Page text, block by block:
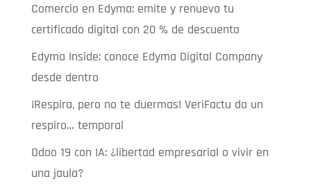
Comercio en Edyma: emite y renueva tu
certificado digital con 20 % de descuento
Edyma Inside: conoce Edyma Digital Company
desde dentro
¡Respira, pero no te duermas! VeriFactu da un
respiro… temporal
Odoo 19 con IA: ¿libertad empresarial o vivir en
una jaula?